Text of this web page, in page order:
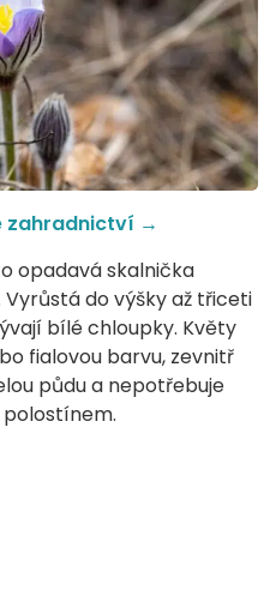
zahradnictví →
opadavá skalnička
do výšky až třiceti
bílé chloupky. Květy
fialovou barvu, zevnitř
půdu a nepotřebuje
polostínem.